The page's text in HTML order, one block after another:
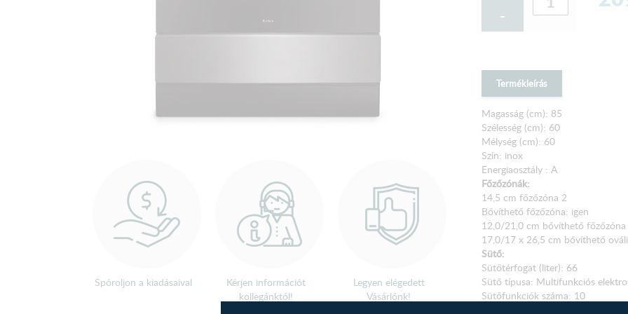
Spóroljon a kiadásaival
Kérjen információt
kollegánktól!
Legyen elégedett
Vásárlónk!
-
Termékleírás
Magasság (cm): 85
Szélesség (cm): 60
Mélység (cm): 60
Szín: inox
Energiaosztály : A
Főzőzónák:
14,5 cm főzőzóna 2
Bővíthető főzőzóna: igen
12,0/21,0 cm bővíthető főzőzóna
17,0/17 x 26,5 cm bővíthető
Sütő:
Sütőtérfogat (liter): 66
Sütő típusa: Multifunkciós
Sütőfunkciók száma: 10